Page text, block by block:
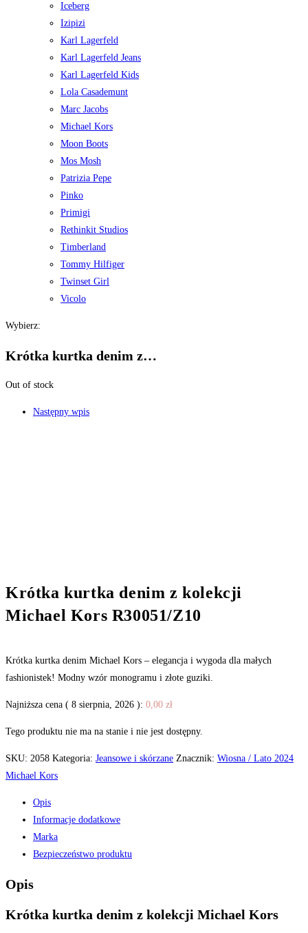
Iceberg
Izipizi
Karl Lagerfeld
Karl Lagerfeld Jeans
Karl Lagerfeld Kids
Lola Casademunt
Marc Jacobs
Michael Kors
Moon Boots
Mos Mosh
Patrizia Pepe
Pinko
Primigi
Rethinkit Studios
Timberland
Tommy Hilfiger
Twinset Girl
Vicolo
Wybierz:
Krótka kurtka denim z…
Out of stock
Następny wpis
Krótka kurtka denim z kolekcji
Michael Kors R30051/Z10
Krótka kurtka denim Michael Kors – elegancja i wygoda dla małych
fashionistek! Modny wzór monogramu i złote guziki.
Najniższa cena ( 8 sierpnia, 2026 ): 0,00 zł
Tego produktu nie ma na stanie i nie jest dostępny.
SKU: 2058 Kategoria: Jeansowe i skórzane Znacznik: Wiosna / Lato 2024
Michael Kors
Opis
Informacje dodatkowe
Marka
Bezpieczeństwo produktu
Opis
Krótka kurtka denim z kolekcji Michael Kors